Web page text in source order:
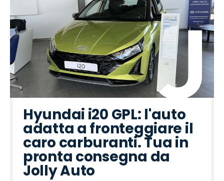
Hyundai i20 GPL: l'auto
adatta a fronteggiare il
caro carburanti. Tua in
pronta consegna da
Jolly Auto